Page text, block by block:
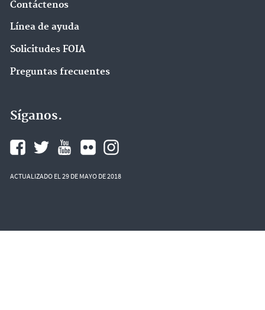
Contáctenos
Línea de ayuda
Solicitudes FOIA
Preguntas frecuentes
Síganos.
ACTUALIZADO EL 29 DE MAYO DE 2018